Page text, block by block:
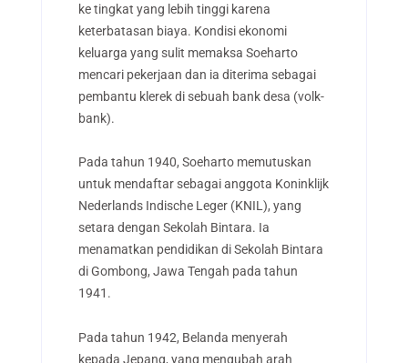
ke tingkat yang lebih tinggi karena
keterbatasan biaya. Kondisi ekonomi
keluarga yang sulit memaksa Soeharto
mencari pekerjaan dan ia diterima sebagai
pembantu klerek di sebuah bank desa (volk-
bank).
Pada tahun 1940, Soeharto memutuskan
untuk mendaftar sebagai anggota Koninklijk
Nederlands Indische Leger (KNIL), yang
setara dengan Sekolah Bintara. Ia
menamatkan pendidikan di Sekolah Bintara
di Gombong, Jawa Tengah pada tahun
1941.
Pada tahun 1942, Belanda menyerah
kepada Jepang, yang mengubah arah